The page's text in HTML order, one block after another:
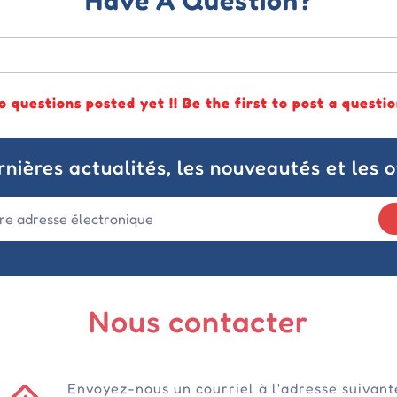
questions posted yet !! Be the first to post a
actualités, les nouveautés et les
Nous contacter
Envoyez-nous un courriel à l'adresse